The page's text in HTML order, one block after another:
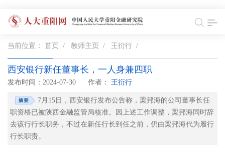
当前位置： 首页 / 教师主页 / 王衍行 /
西安银行新任董事长，一人身兼四职
发布时间：2024-07-30 作者： 王衍行
7月15日，西安银行发布公告称，梁邦海的公司董事长任
职资格已被陕西金融监管局核准。因上述工作调整，梁邦海同时辞
去该行行长职务，不过在新任行长到任之前，仍由梁邦海代为履行
行长职责。